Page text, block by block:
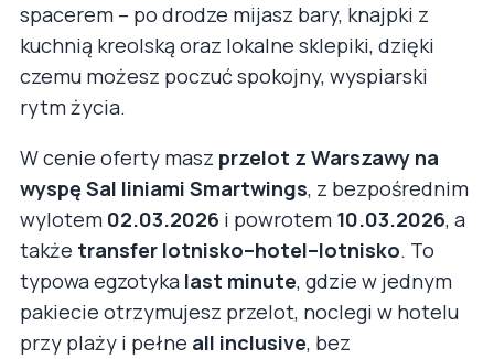
spacerem – po drodze mijasz bary, knajpki z
kuchnią kreolską oraz lokalne sklepiki, dzięki
czemu możesz poczuć spokojny, wyspiarski
rytm życia.
W cenie oferty masz przelot z Warszawy na
wyspę Sal liniami Smartwings, z bezpośrednim
wylotem 02.03.2026 i powrotem 10.03.2026, a
także transfer lotnisko–hotel–lotnisko. To
typowa egzotyka last minute, gdzie w jednym
pakiecie otrzymujesz przelot, noclegi w hotelu
przy plaży i pełne all inclusive, bez